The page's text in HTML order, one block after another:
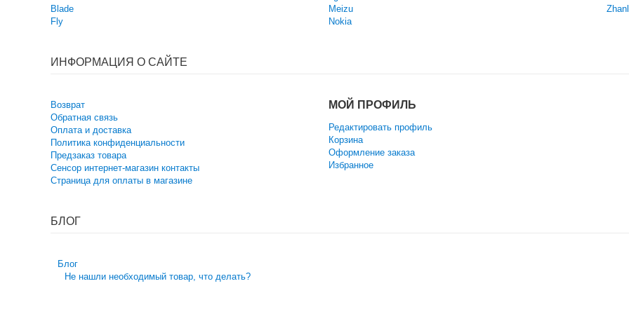
Blade
Fly
Meizu
Nokia
ИНФОРМАЦИЯ О САЙТЕ
Возврат
Обратная связь
Оплата и доставка
Политика конфиденциальности
Предзаказ товара
Сенсор интернет-магазин контакты
Страница для оплаты в магазине
МОЙ ПРОФИЛЬ
Редактировать профиль
Корзина
Оформление заказа
Избранное
БЛОГ
Блог
Не нашли необходимый товар, что делать?